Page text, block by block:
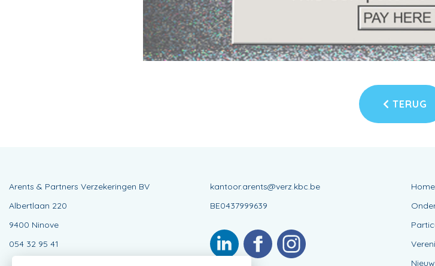
TERUG
Arents & Partners Verzekeringen BV
Albertlaan 220
9400 Ninove
054 32 95 41
kantoor.arents@verz.kbc.be
BE0437999639
Home